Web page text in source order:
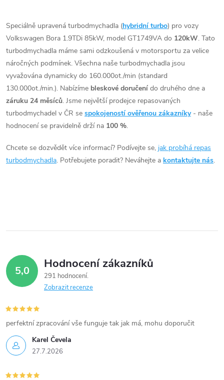
ů
ů
např. chiptuning. Pro vůz
Volkswagen Bora 1.9TDi 85kW
AUY AJM.
v
l
á
d
a
c
í
p
k
v
ý
p
i
s
u
Speciálně upravená turbodmychadla (hybridní turbo) pro vozy
Volkswagen Bora 1.9TDi 85kW, model GT1749VA do 120kW. Tato
turbodmychadla máme sami odzkoušená v motorsportu za velice
náročných podmínek. Všechna naše turbodmychadla jsou
vyvažována dynamicky do 160.000ot./min (standard
130.000ot./min.). Nabízíme bleskové doručení do druhého dne a
záruku 24 měsíců. Jsme největší prodejce repasovaných
turbodmychadel v ČR se spokojeností ověřenou zákazníky- naše
hodnocení se pravidelně drží na 100 %.
Chcete se dozvědět více informací? Podívejte se, jak probíhá repas
turbodmychadla. Potřebujete poradit? Neváhejte a kontaktujte nás.
5,0 Hodnocení zákazníků
291 hodnocení
Zobrazit recenze
Karel Čevela
27.7.2026
perfektní zpracování vše funguje tak jak má, mohu doporučit